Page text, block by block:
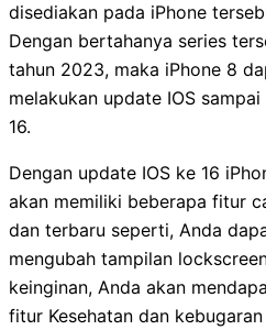
disediakan pada iPhone
Dengan bertahanya series
tahun 2023, maka iPhone 8
melakukan update IOS sampai
16.
Dengan update IOS ke 16
akan memiliki beberapa fitur
dan terbaru seperti, Anda
mengubah tampilan
keinginan, Anda akan
fitur Kesehatan dan